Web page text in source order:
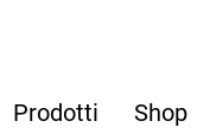
Prodotti Shop